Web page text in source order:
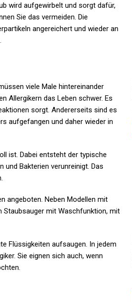
wird aufgewirbelt und sorgt dafür,
Sie das vermeiden. Die
angereichert und wieder an
viele Male hintereinander
Allergikern das Leben schwer. Es
sorgt. Andererseits sind es
aufgefangen und daher wieder in
ist. Dabei entsteht der typische
und Bakterien verunreinigt. Das
angeboten. Neben Modellen mit
Staubsauger mit Waschfunktion, mit
Flüssigkeiten aufsaugen. In jedem
Sie eignen sich auch, wenn